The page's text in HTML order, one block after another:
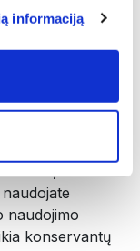
informaciją
laikote sausus
ingredientus.
tekstūrą ir
naudojimo
konservantų